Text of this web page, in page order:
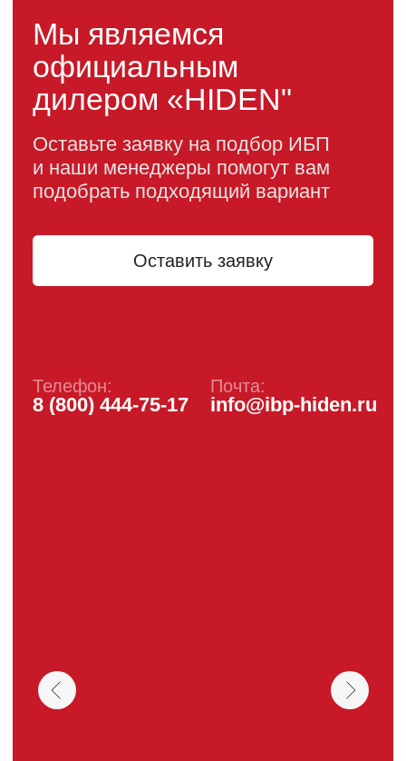
Режим работы: Пн-Пт: 9:00 —
18:00
info@ibp-hiden.ru
+7 (495) 846-88-98
г. Москва, 2-й Южнопортовый
проезд, д. 10, стр. 11
Информация, размещенная на сайте, не является
публичной офертой
© 2021-2026 Официальный дилер «HIDEN»
8 (800) 444-75-17